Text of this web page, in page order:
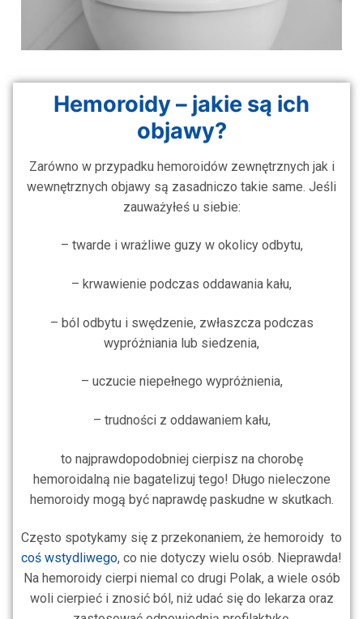
Hemoroidy – jakie są ich
objawy?
Zarówno w przypadku hemoroidów zewnętrznych jak i
wewnętrznych objawy są zasadniczo takie same. Jeśli
zauważyłeś u siebie:
– twarde i wrażliwe guzy w okolicy odbytu,
– krwawienie podczas oddawania kału,
– ból odbytu i swędzenie, zwłaszcza podczas
wypróżniania lub siedzenia,
– uczucie niepełnego wypróżnienia,
– trudności z oddawaniem kału,
to najprawdopodobniej cierpisz na chorobę
hemoroidalną nie bagatelizuj tego! Długo nieleczone
hemoroidy mogą być naprawdę paskudne w skutkach.
Często spotykamy się z przekonaniem, że hemoroidy to
coś wstydliwego, co nie dotyczy wielu osób. Nieprawda!
Na hemoroidy cierpi niemal co drugi Polak, a wiele osób
woli cierpieć i znosić ból, niż udać się do lekarza oraz